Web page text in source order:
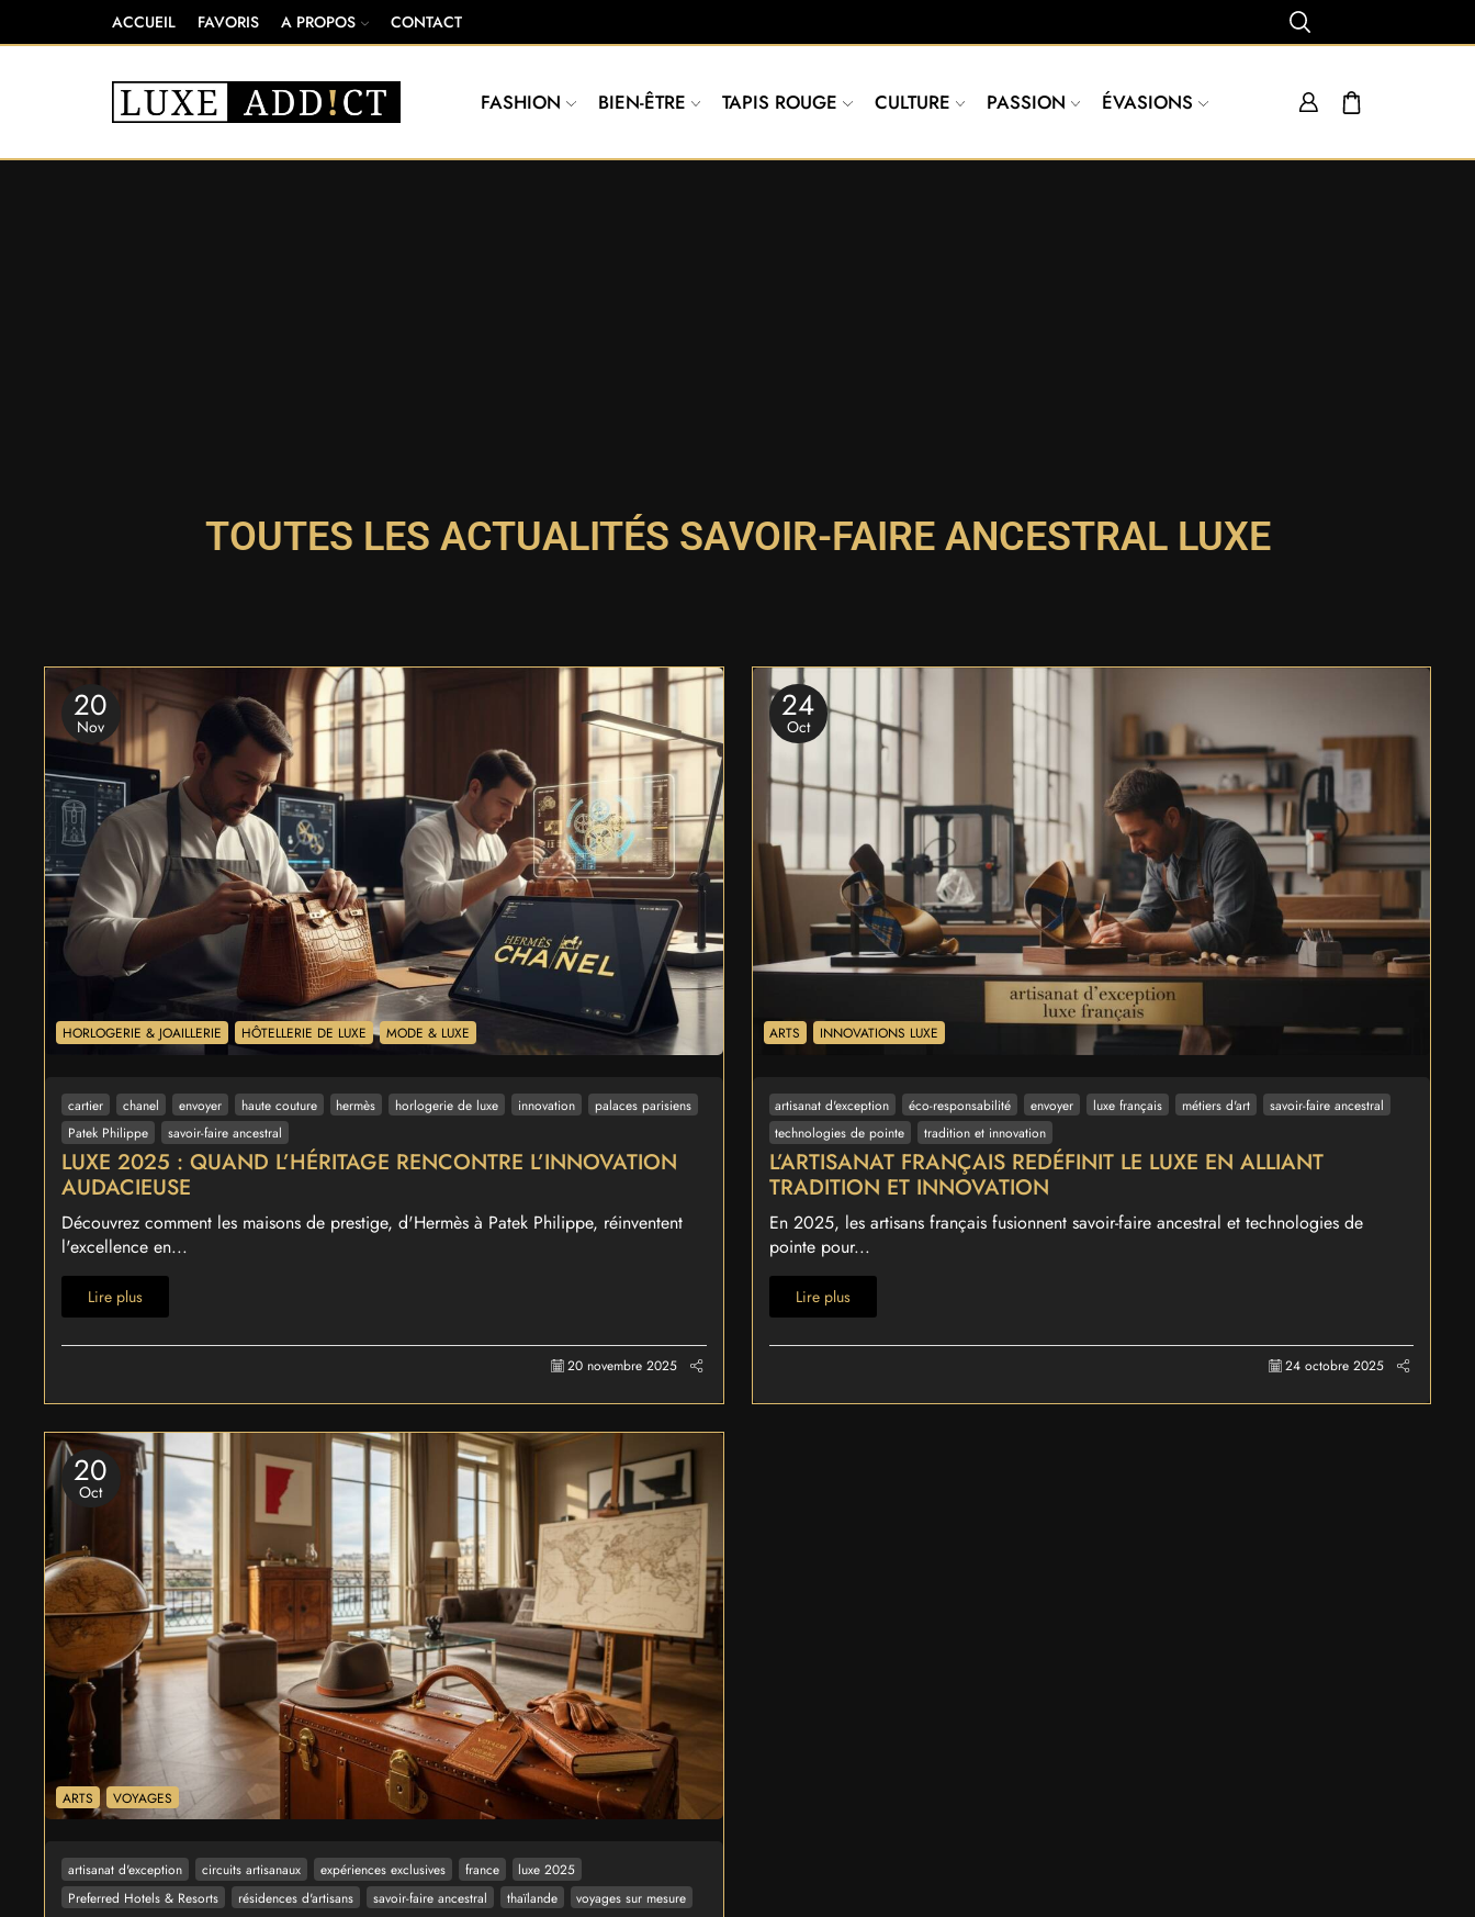
ACCUEIL FAVORIS A PROPOS CONTACT
FASHION BIEN-ÊTRE TAPIS ROUGE CULTURE PASSION ÉVASIONS
TOUTES LES ACTUALITÉS SAVOIR-FAIRE ANCESTRAL LUXE
20
Nov
HORLOGERIE & JOAILLERIE HÔTELLERIE DE LUXE MODE & LUXE
cartier chanel envoyer haute couture hermès horlogerie de luxe innovation
palaces parisiens
Patek Philippe
savoir-faire ancestral
LUXE 2025 : QUAND L’HÉRITAGE RENCONTRE L’INNOVATION
AUDACIEUSE
Découvrez comment les maisons de prestige, d'Hermès à Patek Philippe, réinventent
l'excellence en...
Lire plus
20 novembre 2025
24
Oct
ARTS INNOVATIONS LUXE
artisanat d'exception éco-responsabilité envoyer luxe français métiers d'art
savoir-faire ancestral
technologies de pointe
tradition et innovation
L’ARTISANAT FRANÇAIS REDÉFINIT LE LUXE EN ALLIANT
TRADITION ET INNOVATION
En 2025, les artisans français fusionnent savoir-faire ancestral et technologies de
pointe pour...
Lire plus
24 octobre 2025
20
Oct
ARTS VOYAGES
artisanat d'exception circuits artisanaux expériences exclusives france
luxe 2025
Preferred Hotels & Resorts
résidences d'artisans savoir-faire ancestral thaïlande voyages sur mesure